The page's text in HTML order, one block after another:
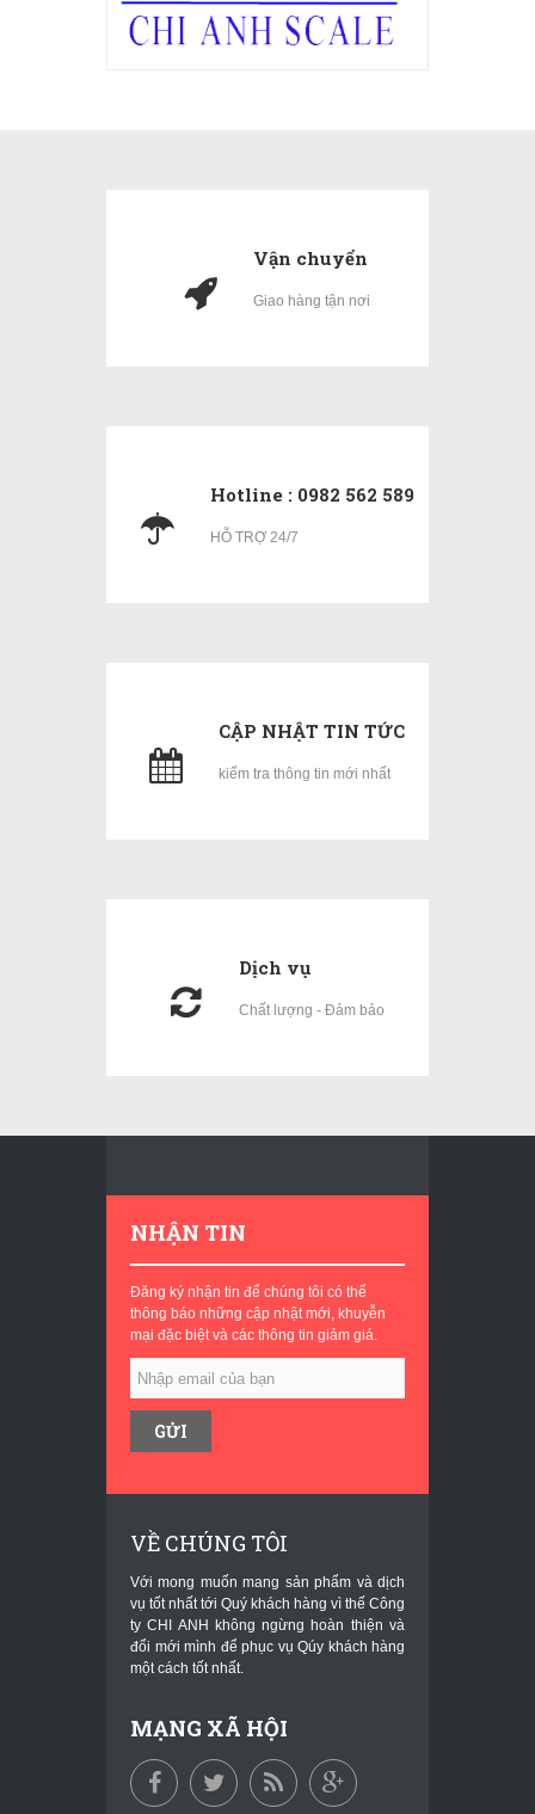
Vận chuyển
Giao hàng tận nơi
Hotline : 0982 562 589
HỖ TRỢ 24/7
CẬP NHẬT TIN TỨC
kiểm tra thông tin mới nhất
Dịch vụ
Chất lượng - Đảm bảo
NHẬN TIN
Đăng ký nhận tin để chúng tôi có thể
thông báo những cập nhật mới, khuyễn
mại đặc biệt và các thông tin giảm giá.
VỀ CHÚNG TÔI
Với mong muốn mang sản phẩm và dịch
vụ tốt nhất tới Quý khách hàng vì thế Công
ty CHI ANH không ngừng hoàn thiện và
đổi mới mình để phục vụ Qúy khách hàng
một cách tốt nhất.
MẠNG XÃ HỘI